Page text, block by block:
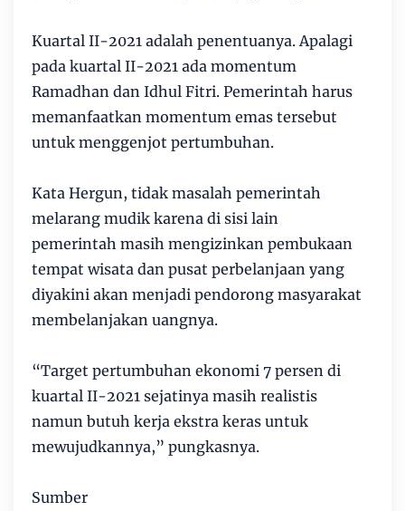
Kuartal II-2021 adalah penentuanya. Apalagi
pada kuartal II-2021 ada momentum
Ramadhan dan Idhul Fitri. Pemerintah harus
memanfaatkan momentum emas tersebut
untuk menggenjot pertumbuhan.
Kata Hergun, tidak masalah pemerintah
melarang mudik karena di sisi lain
pemerintah masih mengizinkan pembukaan
tempat wisata dan pusat perbelanjaan yang
diyakini akan menjadi pendorong masyarakat
membelanjakan uangnya.
“Target pertumbuhan ekonomi 7 persen di
kuartal II-2021 sejatinya masih realistis
namun butuh kerja ekstra keras untuk
mewujudkannya,” pungkasnya.
Sumber